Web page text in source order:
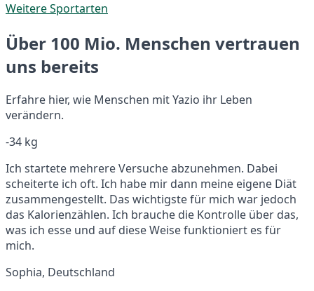
Weitere Sportarten
Über 100 Mio. Menschen vertrauen
uns bereits
Erfahre hier, wie Menschen mit Yazio ihr Leben
verändern.
-34 kg
Ich startete mehrere Versuche abzunehmen. Dabei
scheiterte ich oft. Ich habe mir dann meine eigene Diät
zusammengestellt. Das wichtigste für mich war jedoch
das Kalorienzählen. Ich brauche die Kontrolle über das,
was ich esse und auf diese Weise funktioniert es für
mich.
Sophia, Deutschland